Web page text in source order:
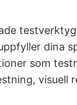
dina
som
visuell